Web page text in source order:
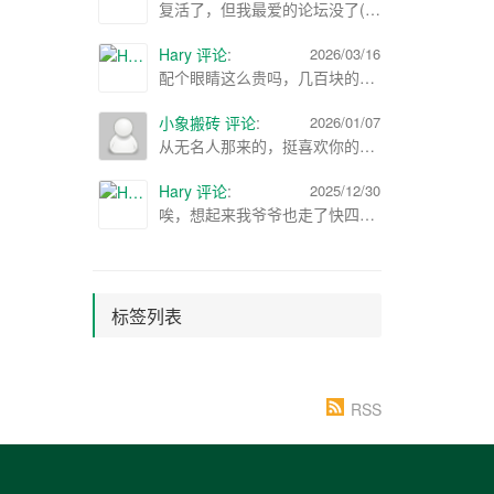
复活了，但我最爱的论坛没了(;´༎ຶД༎ຶ`)
Hary 评论: 2026/03/16
配个眼睛这么贵吗，几百块的感觉都挺好了
小象搬砖 评论: 2026/01/07
从无名人那来的，挺喜欢你的博客，可以加个友链吗? ：）
Hary 评论: 2025/12/30
唉，想起来我爷爷也走了快四年了，22年春节的时候走的，那时候查的正严，不想火化，就晚上偷偷埋了，也没办仪式
标签列表
RSS